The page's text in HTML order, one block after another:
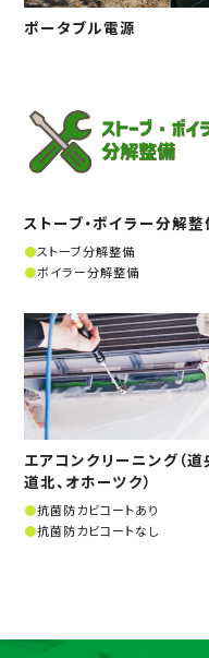
ポータブル電源
ストーブ・ボイラー分解整
ストーブ分解整備
ボイラー分解整備
エアコンクリーニング（道
道北、オホーツク）
抗菌防カビコートあり
抗菌防カビコートなし